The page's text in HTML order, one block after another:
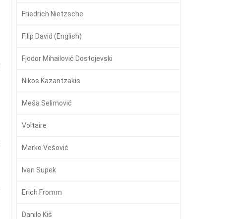
Friedrich Nietzsche
Filip David (English)
Fjodor Mihailovič Dostojevski
Nikos Kazantzakis
Meša Selimović
Voltaire
Marko Vešović
Ivan Supek
Erich Fromm
Danilo Kiš